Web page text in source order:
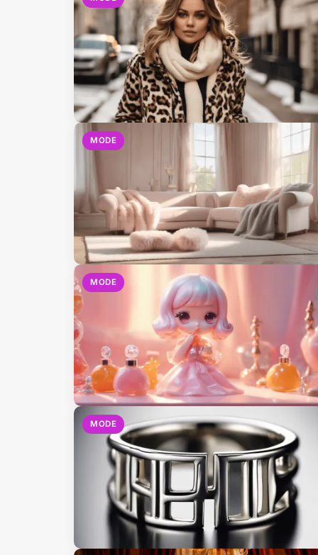
MODE
MODE
MODE